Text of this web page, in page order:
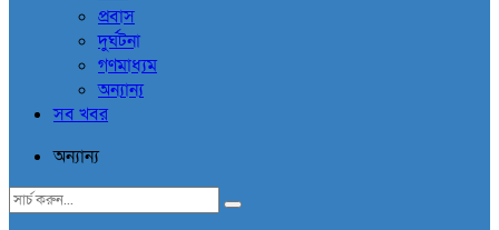
প্রবাস
দুর্ঘটনা
গণমাধ্যম
অন্যান্য
সব খবর
অন্যান্য